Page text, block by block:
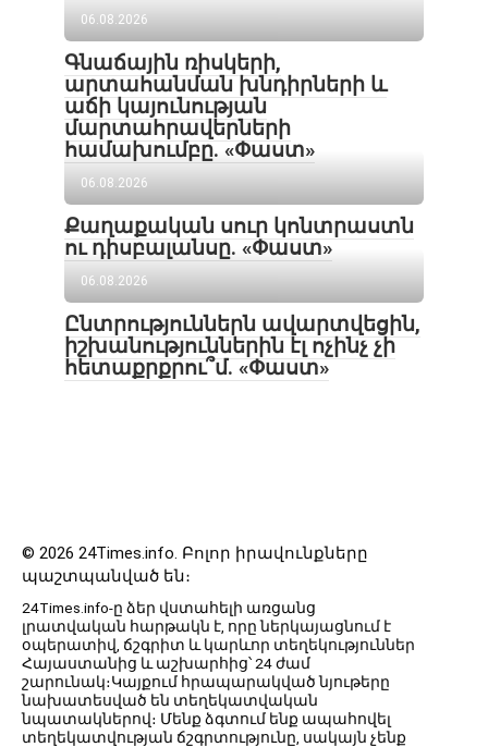
06.08.2026
Գնաճային ռիսկերի,
արտահանման խնդիրների և
աճի կայունության
մարտահրավերների
համախումբը. «Փաստ»
06.08.2026
Քաղաքական սուր կոնտրաստն
ու դիսբալանսը. «Փաստ»
06.08.2026
Ընտրություններն ավարտվեցին,
իշխանություններին էլ ոչինչ չի
հետաքրքրու՞մ. «Փաստ»
© 2026 24Times.info․ Բոլոր իրավունքները
պաշտպանված են։
24Times.info-ը ձեր վստահելի առցանց
լրատվական հարթակն է, որը ներկայացնում է
օպերատիվ, ճշգրիտ և կարևոր տեղեկություններ
Հայաստանից և աշխարհից՝ 24 ժամ
շարունակ։Կայքում հրապարակված նյութերը
նախատեսված են տեղեկատվական
նպատակներով։ Մենք ձգտում ենք ապահովել
տեղեկատվության ճշգրտությունը, սակայն չենք